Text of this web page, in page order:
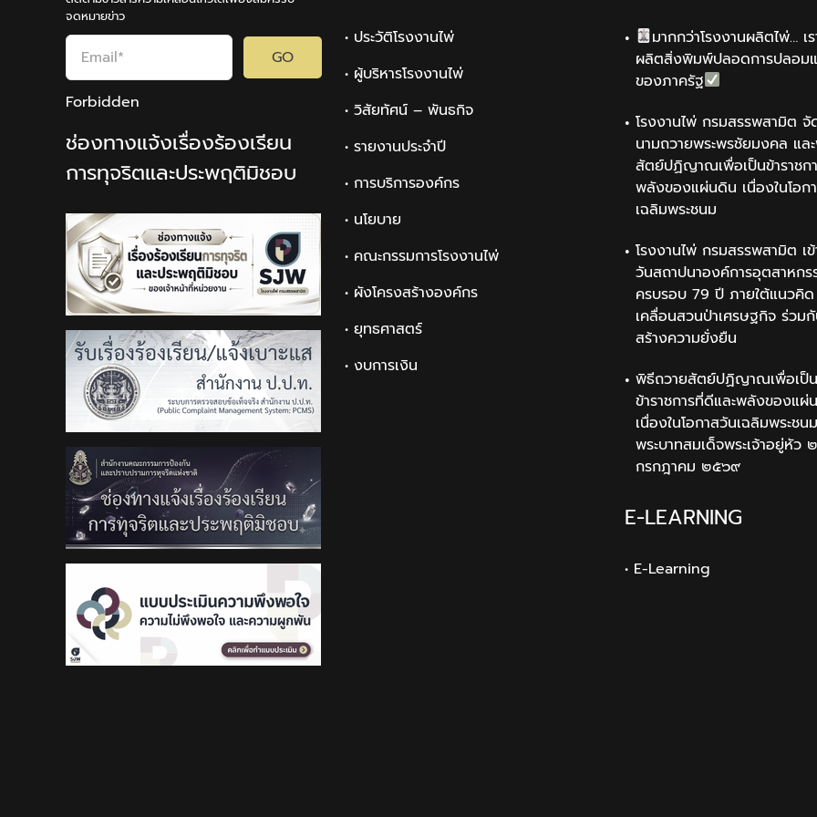
จดหมายข่าว
GO
Forbidden
ช่องทางแจ้งเรื่องร้องเรียน
การทุจริตและประพฤติมิชอบ
• ประวัติโรงงานไพ่
• ผู้บริหารโรงงานไพ่
• วิสัยทัศน์ – พันธกิจ
• รายงานประจำปี
• การบริการองค์กร
• นโยบาย
• คณะกรรมการโรงงานไพ่
• ผังโครงสร้างองค์กร
• ยุทธศาสตร์
• งบการเงิน
มากกว่าโรงงานผลิตไพ่… เ
ผลิตสิ่งพิมพ์ปลอดการปลอม
ของภาครัฐ
โรงงานไพ่ กรมสรรพสามิต
นามถวายพระพรชัยมงคล แล
สัตย์ปฏิญาณเพื่อเป็นข้าราชก
พลังของแผ่นดิน เนื่องในโอก
เฉลิมพระชนม
โรงงานไพ่ กรมสรรพสามิต เ
วันสถาปนาองค์การอุตสาหกร
ครบรอบ 79 ปี ภายใต้แนวคิ
เคลื่อนสวนป่าเศรษฐกิจ ร่วม
สร้างความยั่งยืน
พิธีถวายสัตย์ปฏิญาณเพื่อเป็น
ข้าราชการที่ดีและพลังของแผ่
เนื่องในโอกาสวันเฉลิมพระชน
พระบาทสมเด็จพระเจ้าอยู่หัว
กรกฎาคม ๒๕๖๙
E-LEARNING
• E-Learning